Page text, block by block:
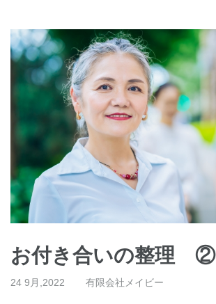
お付き合いの整理 ②
24 9月,2022 有限会社メイビー